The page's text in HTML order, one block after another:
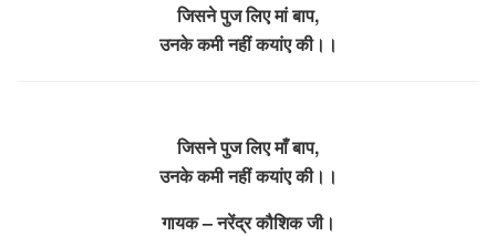
जिसने पुज लिए मां बाप,
उनके कमी नहीं कयांए की।।
जिसने पुज लिए माँ बाप,
उनके कमी नहीं कयांए की।।
गायक – नरेंद्र कौशिक जी।